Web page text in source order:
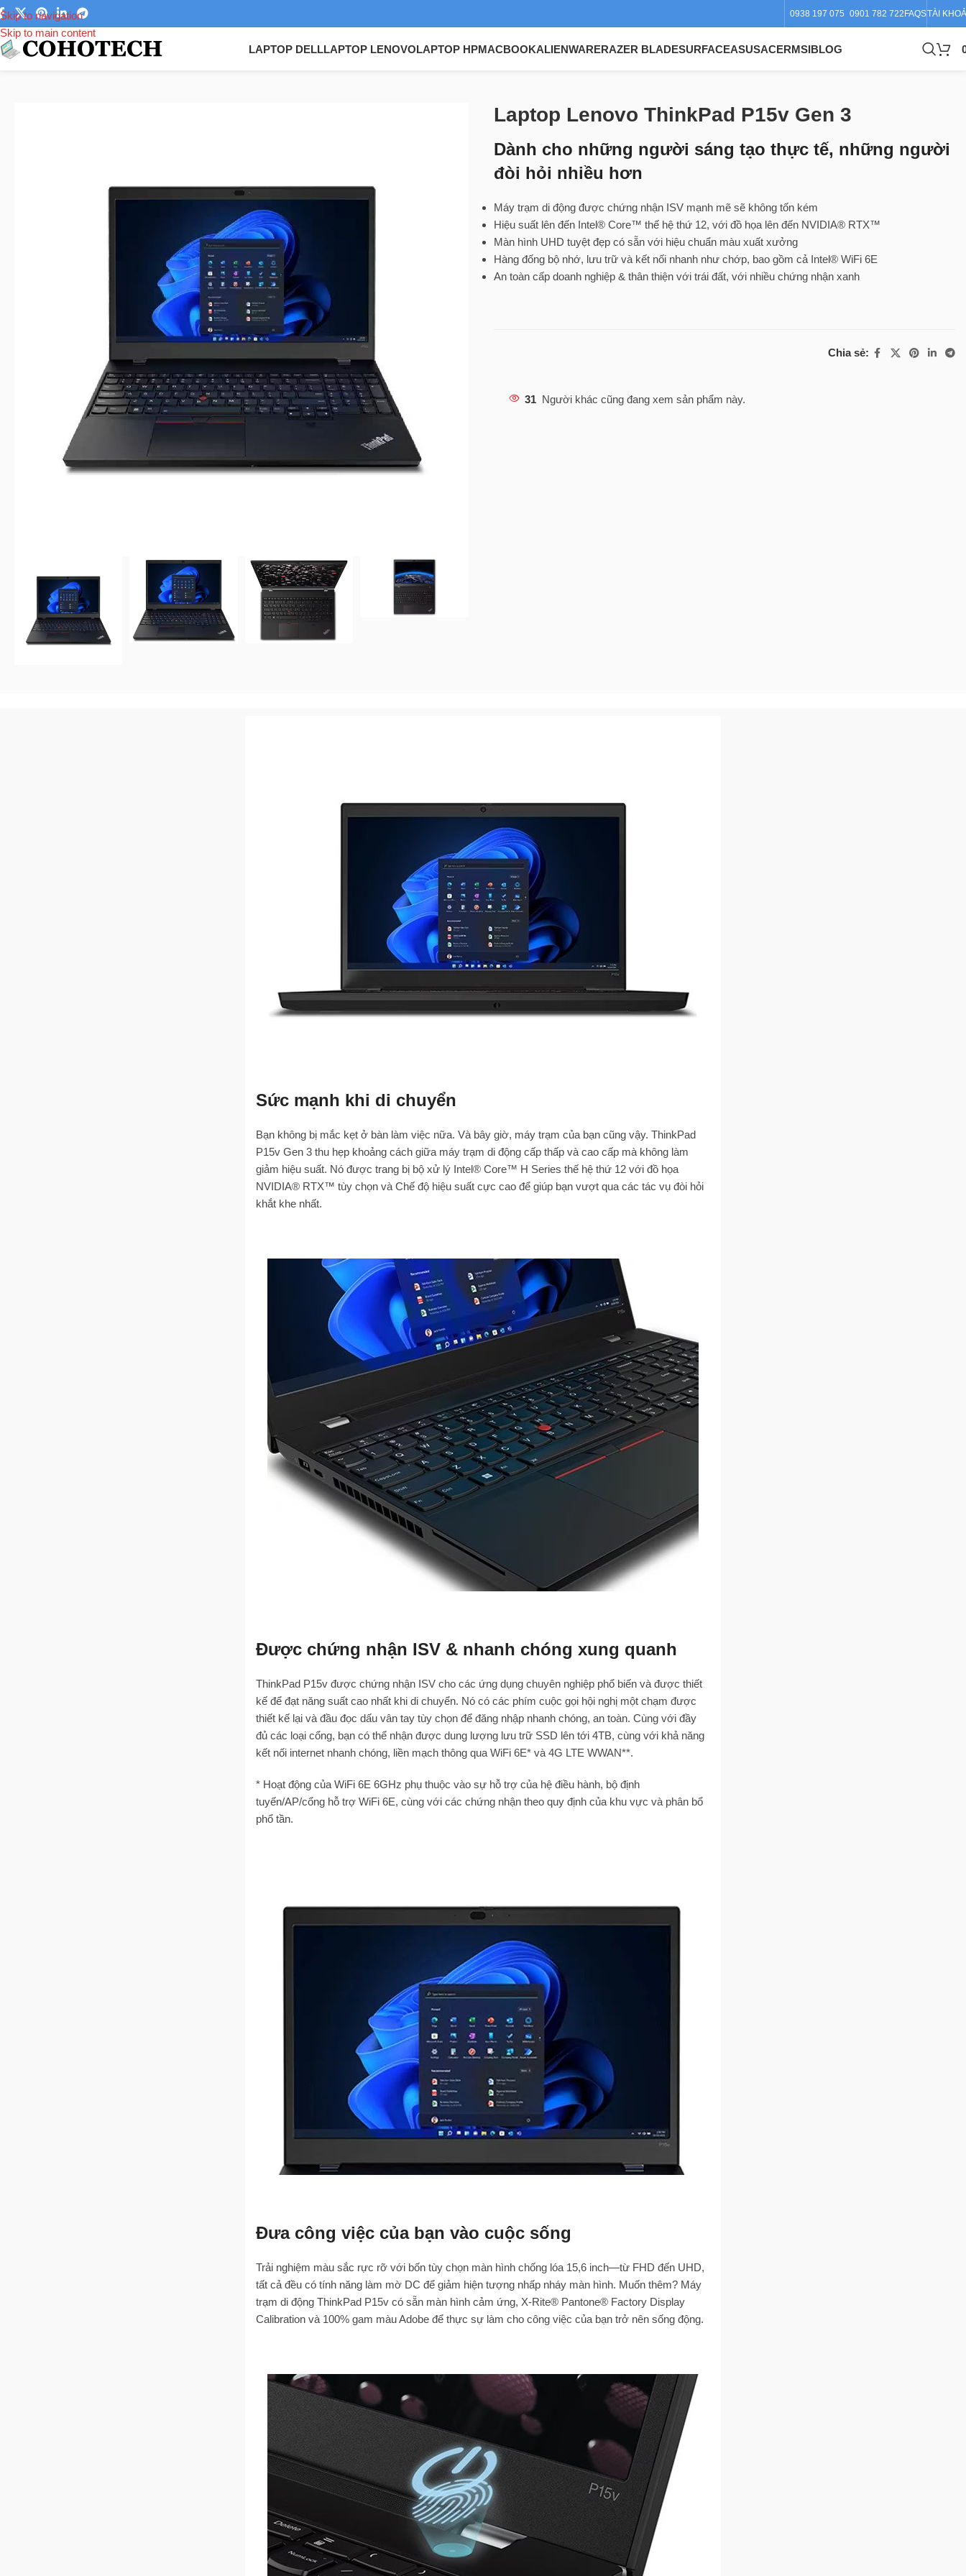
Skip to navigation
Skip to main content
0938 197 075 0901 782 722 FAQSTÀI
LAPTOP DELLLAPTOP LENOVOLAPTOP HPMACBOOKALIENWARERAZER BLADESURFACEASUSACERMSIBLOG
Laptop Lenovo ThinkPad P15v Gen 3
Dành cho những người sáng tạo thực tế, những người
đòi hỏi nhiều hơn
Máy trạm di động được chứng nhận ISV mạnh mẽ sẽ không tốn kém
Hiệu suất lên đến Intel® Core™ thế hệ thứ 12, với đồ họa lên đến NVIDIA® RTX™
Màn hình UHD tuyệt đẹp có sẵn với hiệu chuẩn màu xuất xưởng
Hàng đống bộ nhớ, lưu trữ và kết nối nhanh như chớp, bao gồm cả Intel® WiFi 6E
An toàn cấp doanh nghiệp & thân thiện với trái đất, với nhiều chứng nhận xanh
Chia sẻ:
31 Người khác cũng đang xem sản phẩm này.
Sức mạnh khi di chuyển
Bạn không bị mắc kẹt ở bàn làm việc nữa. Và bây giờ, máy trạm của bạn cũng vậy. ThinkPad
P15v Gen 3 thu hẹp khoảng cách giữa máy trạm di động cấp thấp và cao cấp mà không làm
giảm hiệu suất. Nó được trang bị bộ xử lý Intel® Core™ H Series thế hệ thứ 12 với đồ họa
NVIDIA® RTX™ tùy chọn và Chế độ hiệu suất cực cao để giúp bạn vượt qua các tác vụ đòi hỏi
khắt khe nhất.
Được chứng nhận ISV & nhanh chóng xung quanh
ThinkPad P15v được chứng nhận ISV cho các ứng dụng chuyên nghiệp phổ biến và được thiết
kế để đạt năng suất cao nhất khi di chuyển. Nó có các phím cuộc gọi hội nghị một chạm được
thiết kế lại và đầu đọc dấu vân tay tùy chọn để đăng nhập nhanh chóng, an toàn. Cùng với đầy
đủ các loại cổng, bạn có thể nhận được dung lượng lưu trữ SSD lên tới 4TB, cùng với khả năng
kết nối internet nhanh chóng, liền mạch thông qua WiFi 6E* và 4G LTE WWAN**.
* Hoạt động của WiFi 6E 6GHz phụ thuộc vào sự hỗ trợ của hệ điều hành, bộ định
tuyến/AP/cổng hỗ trợ WiFi 6E, cùng với các chứng nhận theo quy định của khu vực và phân bổ
phổ tần.
Đưa công việc của bạn vào cuộc sống
Trải nghiệm màu sắc rực rỡ với bốn tùy chọn màn hình chống lóa 15,6 inch—từ FHD đến UHD,
tất cả đều có tính năng làm mờ DC để giảm hiện tượng nhấp nháy màn hình. Muốn thêm? Máy
trạm di động ThinkPad P15v có sẵn màn hình cảm ứng, X-Rite® Pantone® Factory Display
Calibration và 100% gam màu Adobe để thực sự làm cho công việc của bạn trở nên sống động.